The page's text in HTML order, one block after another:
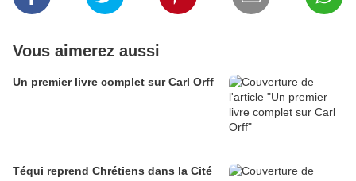
Vous aimerez aussi
Un premier livre complet sur Carl Orff
Téqui reprend Chrétiens dans la Cité